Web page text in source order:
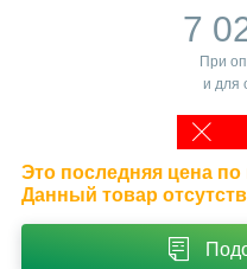
7
При
и для
Это последняя цена
Данный товар